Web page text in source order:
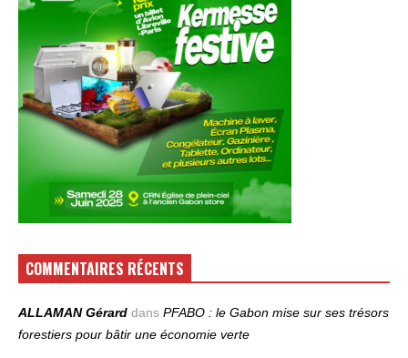
COMMENTAIRES RÉCENTS
ALLAMAN Gérard dans PFABO : le Gabon mise sur ses trésors
forestiers pour bâtir une économie verte